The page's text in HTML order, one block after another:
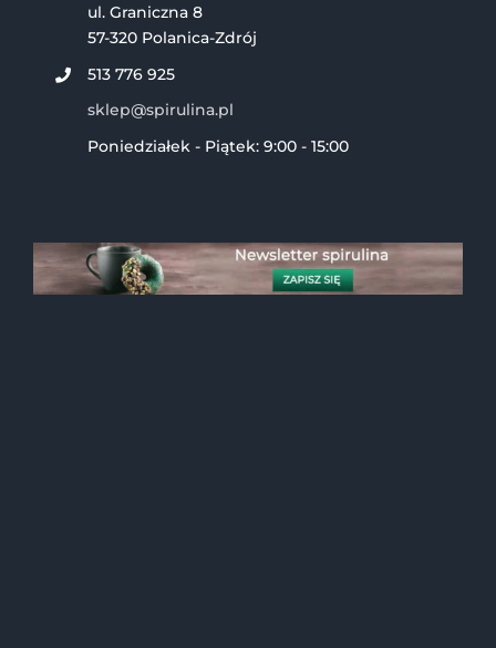
ul. Graniczna 8
57-320 Polanica-Zdrój
513 776 925
sklep@spirulina.pl
Poniedziałek - Piątek: 9:00 - 15:00